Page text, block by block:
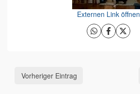
Externen Link öffnen
Vorheriger Eintrag